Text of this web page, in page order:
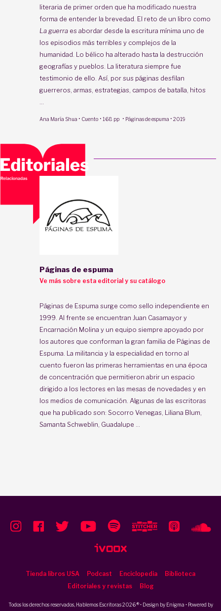
literaria de primer orden que ha modificado nuestra
forma de entender la brevedad. El reto de un libro como
La guerra es abordar desde la escritura mínima uno de
los episodios más terribles y complejos de la
humanidad. Lo bélico ha alterado hasta la destrucción
geografías y pueblos. La literatura siempre fue
testimonio de ello. Así, por sus páginas desfilan
guerreros, armas, estrategias, campos de batalla, hitos
...
Ana María Shua · Cuento · 168 pp · Páginas de espuma · 2019
Páginas de espuma
Ve más sobre esta editorial y su catálogo
Páginas de Espuma surge como sello independiente en
1999. Al frente se encuentran Juan Casamayor y
Encarnación Molina y un equipo siempre apoyado por
los autores que conforman la gran familia de Páginas de
Espuma. La militancia y la especialidad en torno al
cuento fueron las primeras herramientas en una época
de concentración que permitieron abrir un espacio
dirigido a los lectores en las mesas de novedades y en
los medios de comunicación. Algunas de las escritoras
que ha publicado son: Socorro Venegas, Liliana Blum,
Samanta Schweblin, Guadalupe ...
Tienda libros USA Podcast Enciclopedia
Biblioteca
Editoriales y revistas
Blog
Todos los derechos reservados, Hablemos Escritoras 2026 ® • Design by Enigma • Powered by